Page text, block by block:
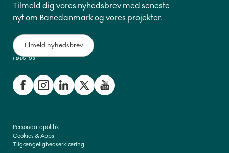
FØLG OS
Tilmeld dig vores nyhedsbrev med seneste
nyt om Banedanmark og vores projekter.
Tilmeld nyhedsbrev
Persondatapolitik
Cookies & Apps
Tilgængelighedserklæring